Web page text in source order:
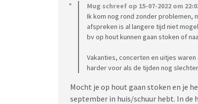
Mug schreef op 15-07-2022 om
Ik kom nog rond zonder problemen,
afspreken is al langere tijd niet
bv op hout kunnen gaan stoken of
Vakanties, concerten en uitjes
harder voor als de tijden nog
Mocht je op hout gaan stoken en je
september in huis/schuur hebt. In